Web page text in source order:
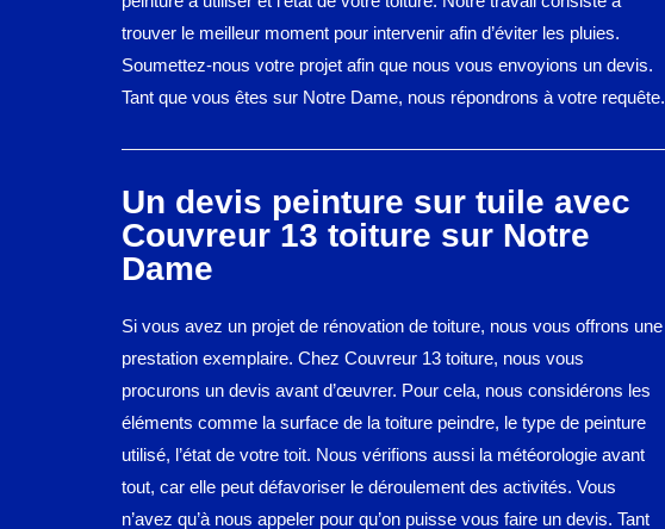
trouver le meilleur moment pour intervenir afin d’éviter les pluies.
Soumettez-nous votre projet afin que nous vous envoyions un devis.
Tant que vous êtes sur Notre Dame, nous répondrons à votre requête.
Un devis peinture sur tuile avec
Couvreur 13 toiture sur Notre
Dame
Si vous avez un projet de rénovation de toiture, nous vous offrons une
prestation exemplaire. Chez Couvreur 13 toiture, nous vous
procurons un devis avant d’œuvrer. Pour cela, nous considérons les
éléments comme la surface de la toiture peindre, le type de peinture
utilisé, l’état de votre toit. Nous vérifions aussi la météorologie avant
tout, car elle peut défavoriser le déroulement des activités. Vous
n’avez qu’à nous appeler pour qu’on puisse vous faire un devis. Tant